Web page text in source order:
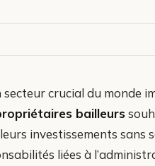
secteur crucial du monde
bailleurs
investissements sans
liées à